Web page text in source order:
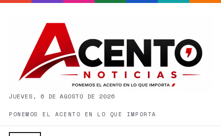
JUEVES, 6 DE AGOSTO DE 2026
PONEMOS EL ACENTO EN LO QUE IMPORTA